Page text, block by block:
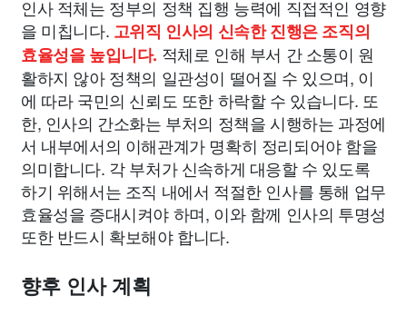
인사 적체는 정부의 정책 집행 능력에 직접적인 영향
을 미칩니다. 고위직 인사의 신속한 진행은 조직의
효율성을 높입니다. 적체로 인해 부서 간 소통이 원
활하지 않아 정책의 일관성이 떨어질 수 있으며, 이
에 따라 국민의 신뢰도 또한 하락할 수 있습니다. 또
한, 인사의 간소화는 부처의 정책을 시행하는 과정에
서 내부에서의 이해관계가 명확히 정리되어야 함을
의미합니다. 각 부처가 신속하게 대응할 수 있도록
하기 위해서는 조직 내에서 적절한 인사를 통해 업무
효율성을 증대시켜야 하며, 이와 함께 인사의 투명성
또한 반드시 확보해야 합니다.
향후 인사 계획